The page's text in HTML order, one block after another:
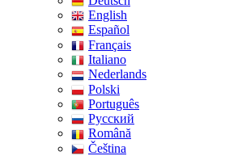
English
Español
Français
Italiano
Nederlands
Polski
Português
Pусский
Română
Čeština